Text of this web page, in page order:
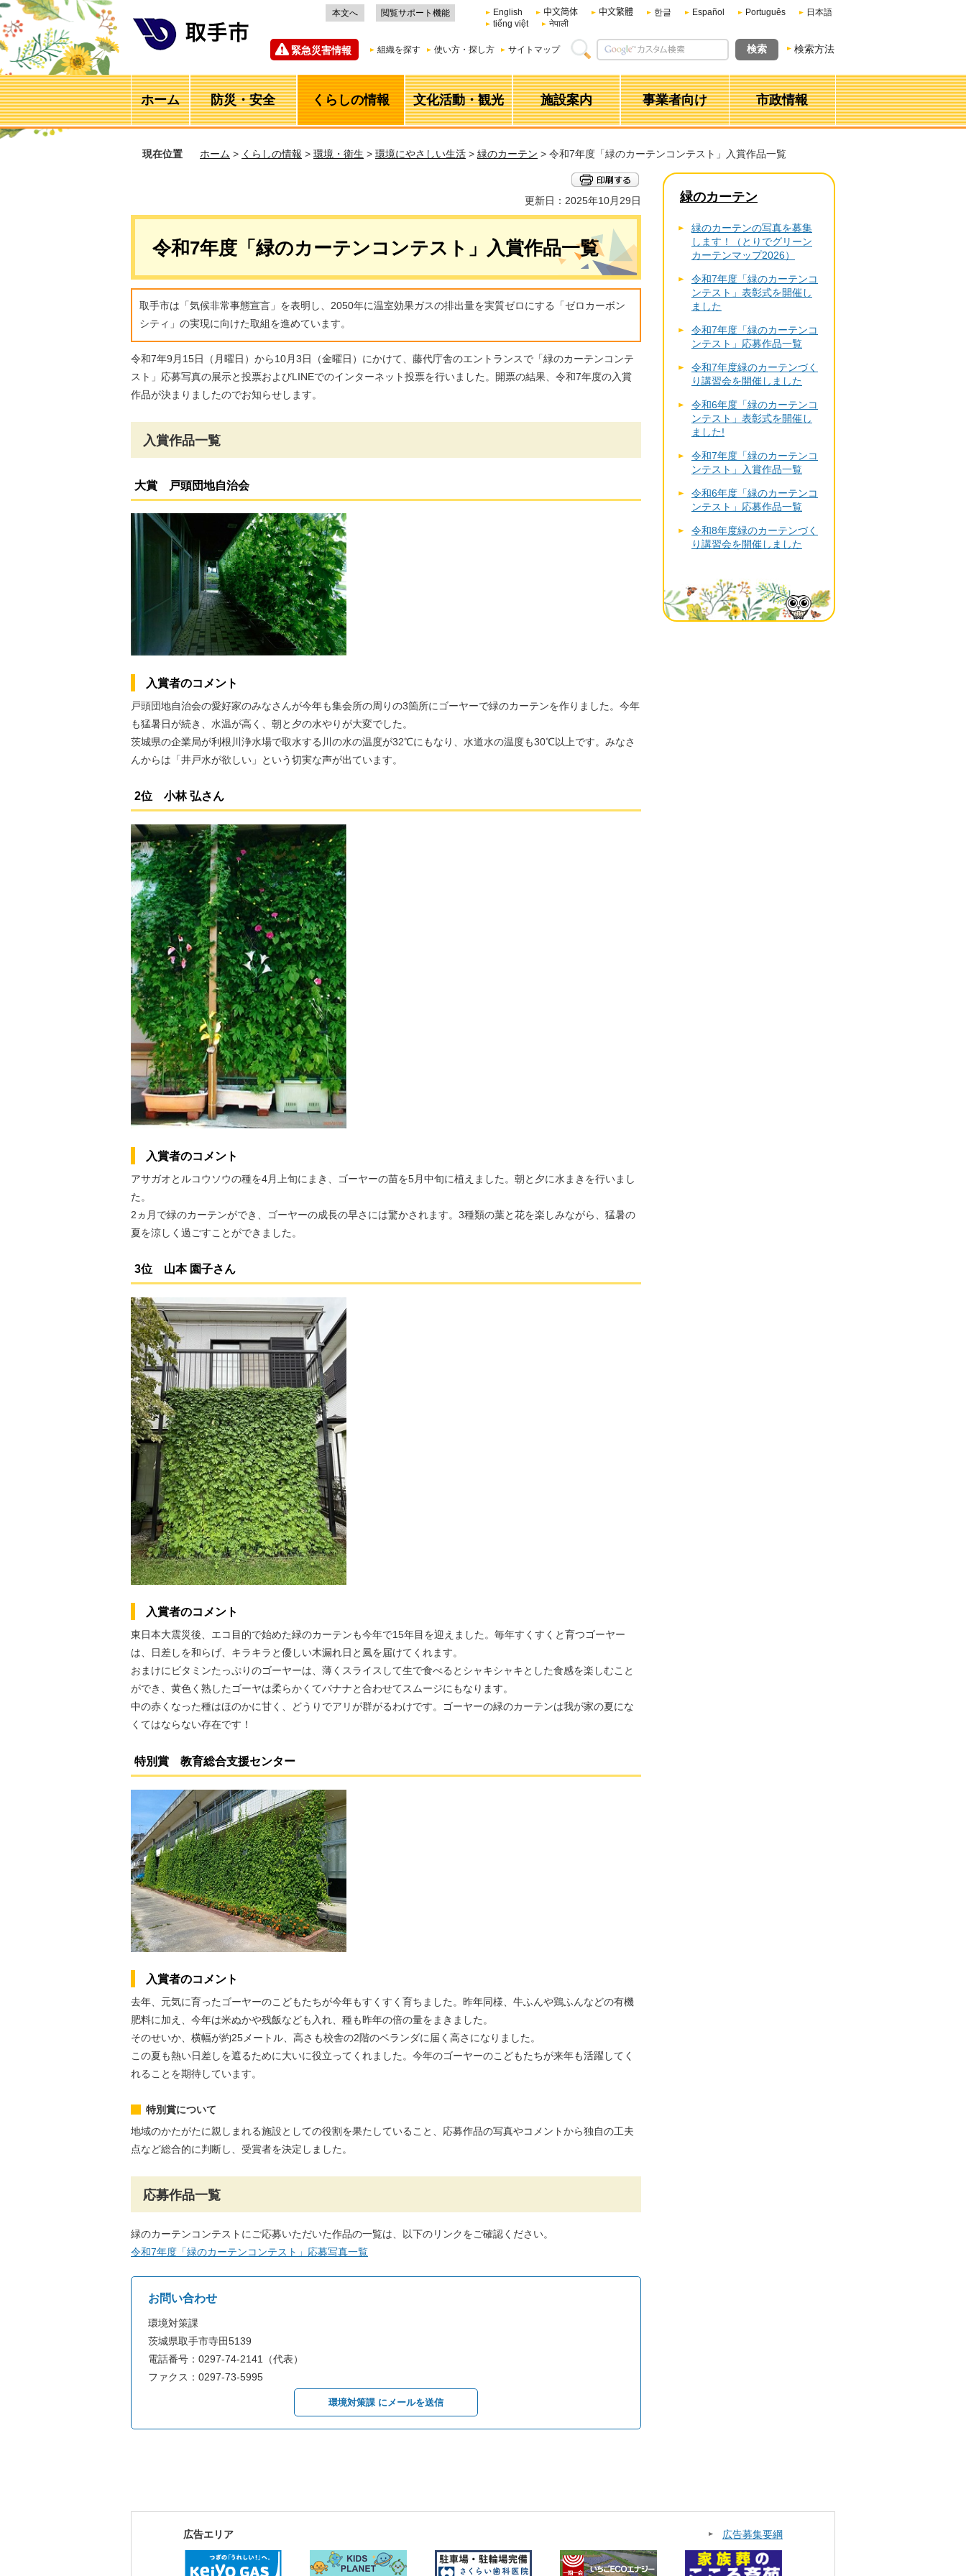
本文へ 閲覧サポート機能 English 中文简体 中文繁體 한글 Español Português
日本語
tiếng việt
नेपाली
緊急災害情報 組織を探す 使い方・探し方 サイトマップ 検索方法
ホーム 防災・安全 くらしの情報 文化活動・観光 施設案内 事業者向け 市政情報
現在位置 ホーム > くらしの情報 > 環境・衛生 > 環境にやさしい生活 > 緑のカーテン > 令和7年度「緑のカーテンコンテスト」入賞作品一覧
更新日：2025年10月29日
令和7年度「緑のカーテンコンテスト」入賞作品一覧
取手市は「気候非常事態宣言」を表明し、2050年に温室効果ガスの排出量を実質ゼロにする「ゼロカーボン
シティ」の実現に向けた取組を進めています。
令和7年9月15日（月曜日）から10月3日（金曜日）にかけて、藤代庁舎のエントランスで「緑のカーテンコンテ
スト」応募写真の展示と投票およびLINEでのインターネット投票を行いました。開票の結果、令和7年度の入賞
作品が決まりましたのでお知らせします。
入賞作品一覧
大賞 戸頭団地自治会
入賞者のコメント
戸頭団地自治会の愛好家のみなさんが今年も集会所の周りの3箇所にゴーヤーで緑のカーテンを作りました。今年
も猛暑日が続き、水温が高く、朝と夕の水やりが大変でした。
茨城県の企業局が利根川浄水場で取水する川の水の温度が32℃にもなり、水道水の温度も30℃以上です。みなさ
んからは「井戸水が欲しい」という切実な声が出ています。
2位 小林 弘さん
入賞者のコメント
アサガオとルコウソウの種を4月上旬にまき、ゴーヤーの苗を5月中旬に植えました。朝と夕に水まきを行いまし
た。
2ヵ月で緑のカーテンができ、ゴーヤーの成長の早さには驚かされます。3種類の葉と花を楽しみながら、猛暑の
夏を涼しく過ごすことができました。
3位 山本 園子さん
入賞者のコメント
東日本大震災後、エコ目的で始めた緑のカーテンも今年で15年目を迎えました。毎年すくすくと育つゴーヤー
は、日差しを和らげ、キラキラと優しい木漏れ日と風を届けてくれます。
おまけにビタミンたっぷりのゴーヤーは、薄くスライスして生で食べるとシャキシャキとした食感を楽しむこと
ができ、黄色く熟したゴーヤは柔らかくてバナナと合わせてスムージにもなります。
中の赤くなった種はほのかに甘く、どうりでアリが群がるわけです。ゴーヤーの緑のカーテンは我が家の夏にな
くてはならない存在です！
特別賞 教育総合支援センター
入賞者のコメント
去年、元気に育ったゴーヤーのこどもたちが今年もすくすく育ちました。昨年同様、牛ふんや鶏ふんなどの有機
肥料に加え、今年は米ぬかや残飯なども入れ、種も昨年の倍の量をまきました。
そのせいか、横幅が約25メートル、高さも校舎の2階のベランダに届く高さになりました。
この夏も熱い日差しを遮るために大いに役立ってくれました。今年のゴーヤーのこどもたちが来年も活躍してく
れることを期待しています。
特別賞について
地域のかたがたに親しまれる施設としての役割を果たしていること、応募作品の写真やコメントから独自の工夫
点など総合的に判断し、受賞者を決定しました。
応募作品一覧
緑のカーテンコンテストにご応募いただいた作品の一覧は、以下のリンクをご確認ください。
令和7年度「緑のカーテンコンテスト」応募写真一覧
お問い合わせ
環境対策課
茨城県取手市寺田5139
電話番号：0297-74-2141（代表）
ファクス：0297-73-5995
環境対策課 にメールを送信
緑のカーテン
緑のカーテンの写真を募集
します！（とりでグリーン
カーテンマップ2026）
令和7年度「緑のカーテンコ
ンテスト」表彰式を開催し
ました
令和7年度「緑のカーテンコ
ンテスト」応募作品一覧
令和7年度緑のカーテンづく
り講習会を開催しました
令和6年度「緑のカーテンコ
ンテスト」表彰式を開催し
ました!
令和7年度「緑のカーテンコ
ンテスト」入賞作品一覧
令和6年度「緑のカーテンコ
ンテスト」応募作品一覧
令和8年度緑のカーテンづく
り講習会を開催しました
広告エリア 広告募集要綱